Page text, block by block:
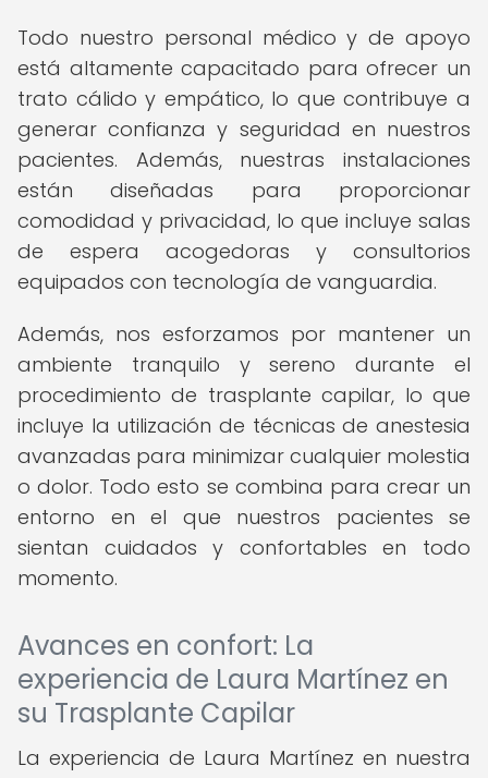
Todo nuestro personal médico y de apoyo
está altamente capacitado para ofrecer un
trato cálido y empático, lo que contribuye a
generar confianza y seguridad en nuestros
pacientes. Además, nuestras instalaciones
están diseñadas para proporcionar
comodidad y privacidad, lo que incluye salas
de espera acogedoras y consultorios
equipados con tecnología de vanguardia.
Además, nos esforzamos por mantener un
ambiente tranquilo y sereno durante el
procedimiento de trasplante capilar, lo que
incluye la utilización de técnicas de anestesia
avanzadas para minimizar cualquier molestia
o dolor. Todo esto se combina para crear un
entorno en el que nuestros pacientes se
sientan cuidados y confortables en todo
momento.
Avances en confort: La
experiencia de Laura Martínez en
su Trasplante Capilar
La experiencia de Laura Martínez en nuestra